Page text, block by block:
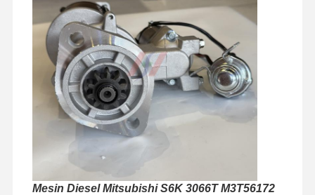
Rumah Produk
Pertunjukan
VR
Tentang
Tur Pabrik
Kontrol
Kualitas
Hubungi
Mesin Diesel Mitsubishi S6K 3066T M3T56172